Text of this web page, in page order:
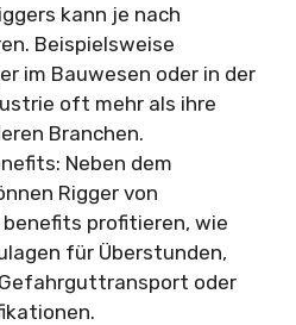
kann je nach
Beispielsweise
im Bauwesen oder in der
oft mehr als ihre
Branchen.
Neben dem
Rigger von
profitieren, wie
für Überstunden,
oder